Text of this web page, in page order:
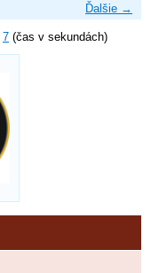
Ďalšie →
7 (čas v sekundách)